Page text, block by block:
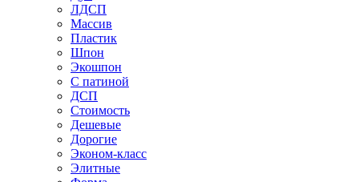
ЛДСП
Массив
Пластик
Шпон
Экошпон
С патиной
ДСП
Стоимость
Дешевые
Дорогие
Эконом-класс
Элитные